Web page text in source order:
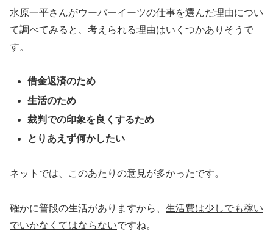
水原一平さんがウーバーイーツの仕事を選んだ理由につい
て調べてみると、考えられる理由はいくつかありそうで
す。
借金返済のため
生活のため
裁判での印象を良くするため
とりあえず何かしたい
ネットでは、このあたりの意見が多かったです。
確かに普段の生活がありますから、 生活費は少しでも稼い
でいかなくてはならないですね。